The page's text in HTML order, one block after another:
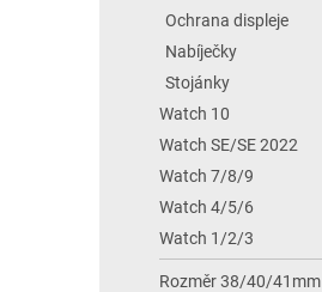
Ochrana displeje
Nabíječky
Stojánky
Watch 10
Watch SE/SE 2022
Watch 7/8/9
Watch 4/5/6
Watch 1/2/3
Rozměr 38/40/41mm